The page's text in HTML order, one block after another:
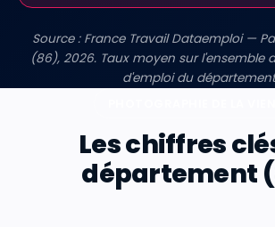
Source : France Travail Dataemploi —
(86), 2026. Taux moyen sur l'ensemble
d'emploi du
Les chiffres
département